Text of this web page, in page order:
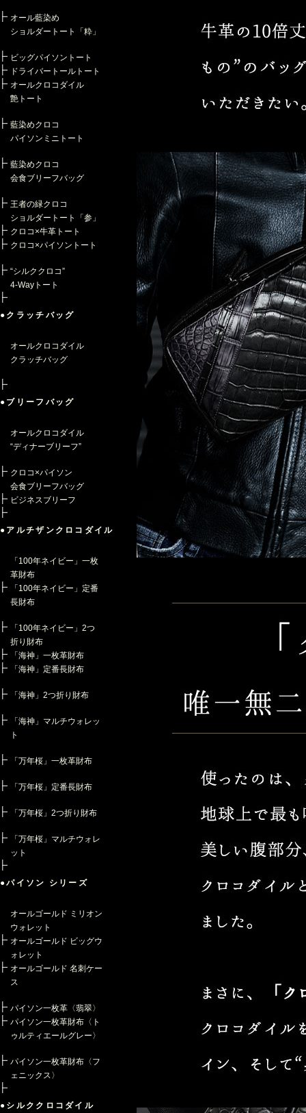
オール藍染め
ショルダートート「粋」
ビッグパイソントート
ドライバートールトート
オールクロコダイル
艶トート
藍染めクロコ
パイソンミニトート
藍染めクロコ
会食ブリーフバッグ
王者の緑クロコ
ショルダートート「参」
クロコ×牛革トート
クロコ×パイソントート
“シルククロコ”
4-Wayトート
●クラッチバッグ
オールクロコダイル
クラッチバッグ
●ブリーフバッグ
オールクロコダイル
“ディナーブリーフ”
クロコ×パイソン
会食ブリーフバッグ
ビジネスブリーフ
●アルチザンクロコダイル
「100年ネイビー」一枚
革財布
「100年ネイビー」定番
長財布
「100年ネイビー」2つ
折り財布
「海神」一枚革財布
「海神」定番長財布
「海神」2つ折り財布
「海神」マルチウォレッ
ト
「万年桜」一枚革財布
「万年桜」定番長財布
「万年桜」2つ折り財布
「万年桜」マルチウォレ
ット
●パイソン シリーズ
オールゴールド ミリオン
ウォレット
オールゴールド ビッグウ
ォレット
オールゴールド 名刺ケー
ス
パイソン一枚革〈翡翠〉
パイソン一枚革財布〈ト
ゥルティエールグレー〉
パイソン一枚革財布〈フ
ェニックス〉
●シルククロコダイル